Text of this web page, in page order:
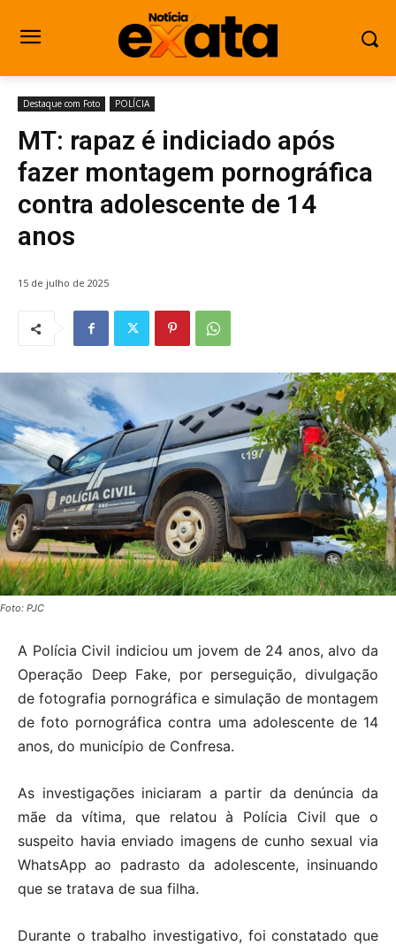
Destaque com Foto POLÍCIA
MT: rapaz é indiciado após
fazer montagem pornográfica
contra adolescente de 14
anos
15 de julho de 2025
Foto: PJC
A Polícia Civil indiciou um jovem de 24 anos, alvo da
Operação Deep Fake, por perseguição, divulgação
de fotografia pornográfica e simulação de montagem
de foto pornográfica contra uma adolescente de 14
anos, do município de Confresa.
As investigações iniciaram a partir da denúncia da
mãe da vítima, que relatou à Polícia Civil que o
suspeito havia enviado imagens de cunho sexual via
WhatsApp ao padrasto da adolescente, insinuando
que se tratava de sua filha.
Durante o trabalho investigativo, foi constatado que